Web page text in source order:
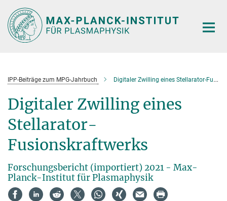
Hauptinhalt
IPP-Beiträge zum MPG-Jahrbuch Digitaler Zwilling eines Stellarator-Fusionskraftwerks
Digitaler Zwilling eines
Stellarator-
Fusionskraftwerks
Forschungsbericht (importiert) 2021 - Max-
Planck-Institut für Plasmaphysik